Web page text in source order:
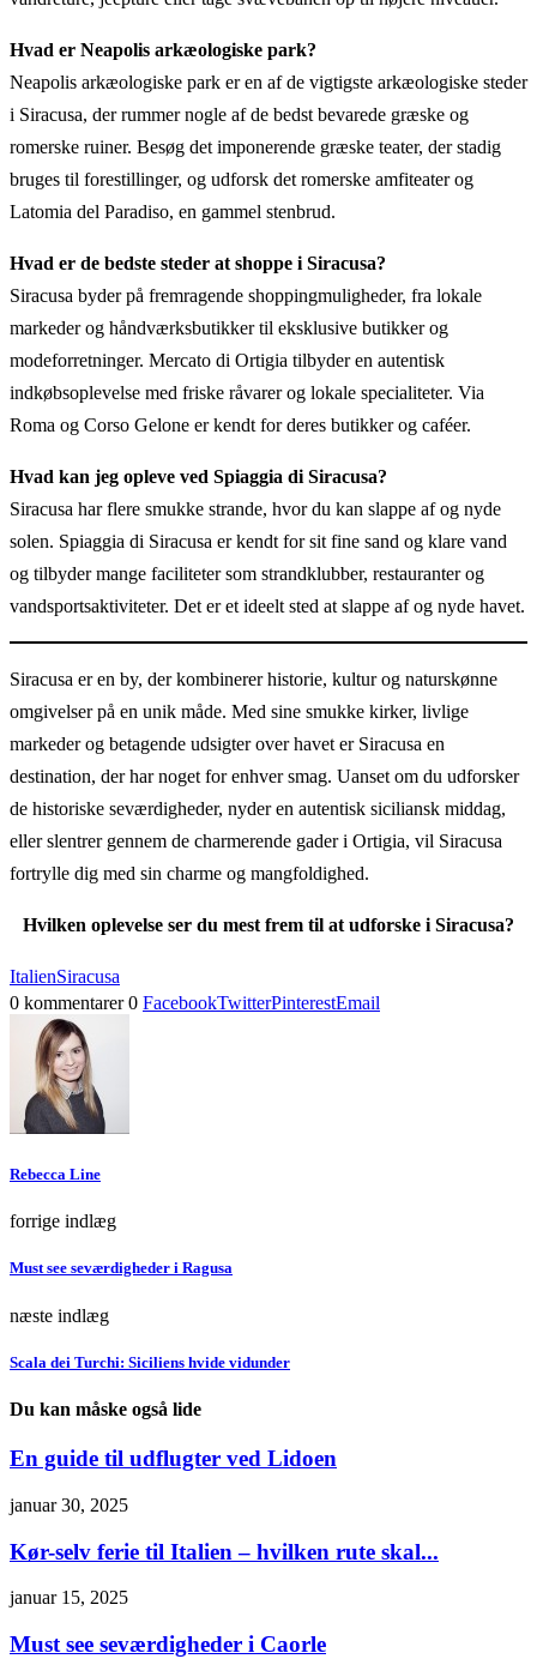
Hvad er Neapolis arkæologiske park?
Neapolis arkæologiske park er en af de vigtigste arkæologiske steder
i Siracusa, der rummer nogle af de bedst bevarede græske og
romerske ruiner. Besøg det imponerende græske teater, der stadig
bruges til forestillinger, og udforsk det romerske amfiteater og
Latomia del Paradiso, en gammel stenbrud.
Hvad er de bedste steder at shoppe i Siracusa?
Siracusa byder på fremragende shoppingmuligheder, fra lokale
markeder og håndværksbutikker til eksklusive butikker og
modeforretninger. Mercato di Ortigia tilbyder en autentisk
indkøbsoplevelse med friske råvarer og lokale specialiteter. Via
Roma og Corso Gelone er kendt for deres butikker og caféer.
Hvad kan jeg opleve ved Spiaggia di Siracusa?
Siracusa har flere smukke strande, hvor du kan slappe af og nyde
solen. Spiaggia di Siracusa er kendt for sit fine sand og klare vand
og tilbyder mange faciliteter som strandklubber, restauranter og
vandsportsaktiviteter. Det er et ideelt sted at slappe af og nyde havet.
Siracusa er en by, der kombinerer historie, kultur og naturskønne
omgivelser på en unik måde. Med sine smukke kirker, livlige
markeder og betagende udsigter over havet er Siracusa en
destination, der har noget for enhver smag. Uanset om du udforsker
de historiske seværdigheder, nyder en autentisk siciliansk middag,
eller slentrer gennem de charmerende gader i Ortigia, vil Siracusa
fortrylle dig med sin charme og mangfoldighed.
Hvilken oplevelse ser du mest frem til at udforske i Siracusa?
ItalienSiracusa
0 kommentarer 0 FacebookTwitterPinterestEmail
Rebecca Line
forrige indlæg
Must see seværdigheder i Ragusa
næste indlæg
Scala dei Turchi: Siciliens hvide vidunder
Du kan måske også lide
En guide til udflugter ved Lidoen
januar 30, 2025
Kør-selv ferie til Italien – hvilken rute skal...
januar 15, 2025
Must see seværdigheder i Caorle